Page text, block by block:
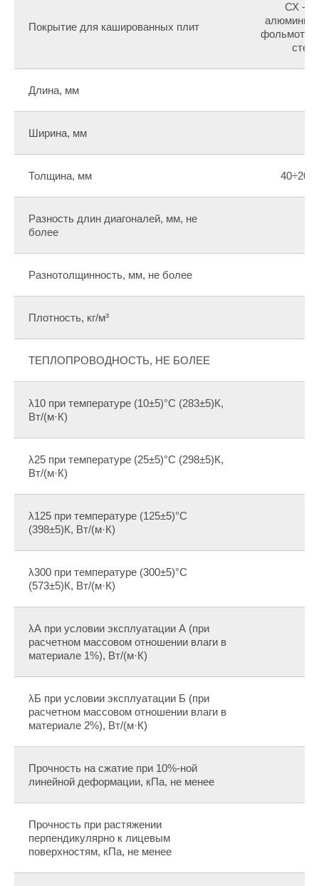
Покрытие для кашированных плит
СХ -
Длина, мм
Ширина, мм
Толщина, мм 40÷200
Разность длин диагоналей, мм, не
более
Разнотолщинность, мм, не более
Плотность, кг/м³
ТЕПЛОПРОВОДНОСТЬ, НЕ БОЛЕЕ
λ10 при температуре (10±5)°С (283±5)К,
Вт/(м·К)
λ25 при температуре (25±5)°С (298±5)К,
Вт/(м·К)
λ125 при температуре (125±5)°С
(398±5)К, Вт/(м·К)
λ300 при температуре (300±5)°С
(573±5)К, Вт/(м·К)
λА при условии эксплуатации А (при
расчетном массовом отношении влаги в
материале 1%), Вт/(м·К)
λБ при условии эксплуатации Б (при
расчетном массовом отношении влаги в
материале 2%), Вт/(м·К)
Прочность на сжатие при 10%-ной
линейной деформации, кПа, не менее
Прочность при растяжении
перпендикулярно к лицевым
поверхностям, кПа, не менее